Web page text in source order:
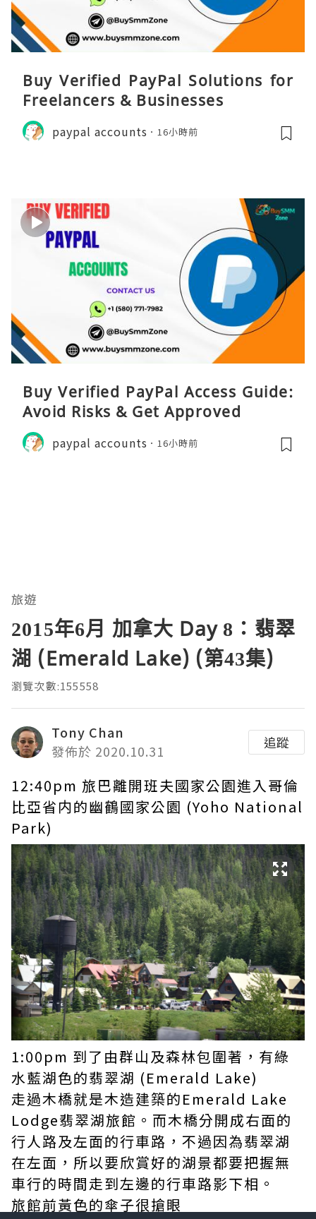
Buy Verified PayPal Solutions for
Freelancers & Businesses
paypal accounts 16小時前
Buy Verified PayPal Access Guide:
Avoid Risks & Get Approved
paypal accounts 16小時前
旅遊
2015年6月 加拿大 Day 8：翡翠
湖 (Emerald Lake) (第43集)
瀏覽次數:155558
Tony Chan
發佈於 2020.10.31
追蹤
12:40pm 旅巴離開班夫國家公園進入哥倫
比亞省内的幽鶴國家公園 (Yoho National
Park)
1:00pm 到了由群山及森林包圍著，有綠
水藍湖色的翡翠湖 (Emerald Lake)
走過木橋就是木造建築的Emerald Lake
Lodge翡翠湖旅館。而木橋分開成右面的
行人路及左面的行車路，不過因為翡翠湖
在左面，所以要欣賞好的湖景都要把握無
車行的時間走到左邊的行車路影下相。
旅館前黃色的傘子很搶眼